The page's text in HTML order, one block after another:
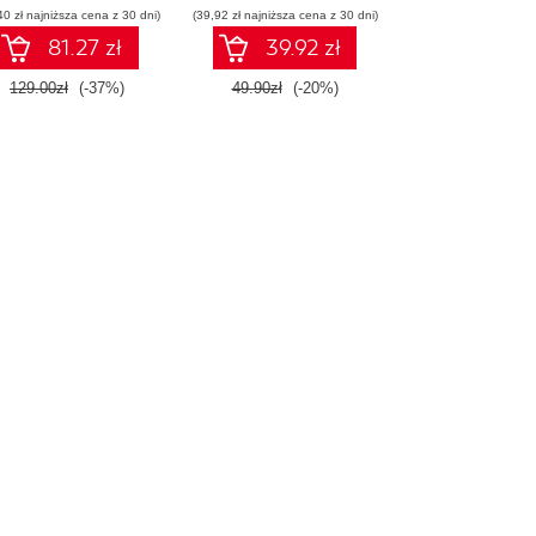
zł najniższa cena z 30 dni)
81.27 zł
129.00zł (-37%)
(39,92 zł najniższa cena z 30 dni)
39.92 zł
49.90zł (-20%)